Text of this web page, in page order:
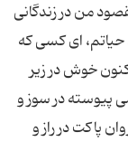
من در زندگانی
حیاتم، ای کسی که
خوش در زیر
پیوسته در سوز و
پاکت در راز و